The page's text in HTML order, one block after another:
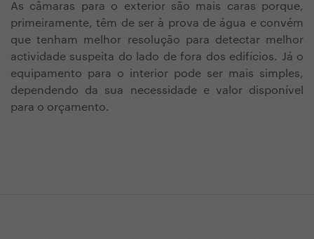
As câmaras para o exterior são mais caras porque,
primeiramente, têm de ser à prova de água e convém
que tenham melhor resolução para detectar melhor
actividade suspeita do lado de fora dos edifícios. Já o
equipamento para o interior pode ser mais simples,
dependendo da sua necessidade e valor disponível
para o orçamento.